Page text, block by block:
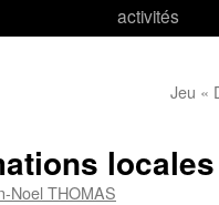
activités
Jeu «
locales
Noel THOMAS